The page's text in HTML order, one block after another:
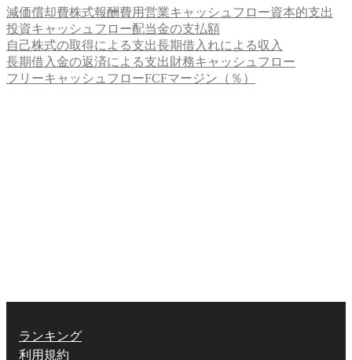
減価償却費株式報酬費用営業キャッシュフロー資本的支出
投資キャッシュフロー配当金の支払額
自己株式の取得による支出長期借入れによる収入
長期借入金の返済による支出財務キャッシュフロー
フリーキャッシュフローFCFマージン（％）
ランキング
利用規約